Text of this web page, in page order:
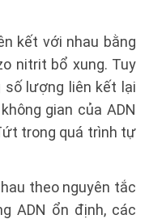
kết với nhau bằng
nitrit bổ xung. Tuy
số lượng liên kết lại
gian của ADN
trong quá trình tự
theo nguyên tắc
ADN ổn định, các